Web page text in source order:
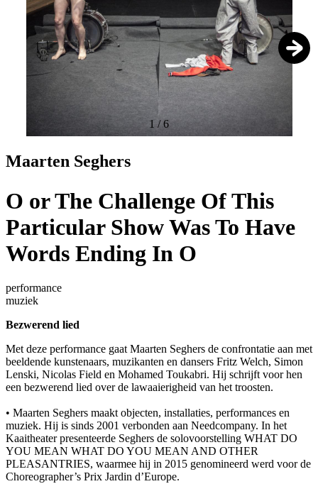
1/6
Maarten Seghers
O or The Challenge Of This
Particular Show Was To Have
Words Ending In O
performance
muziek
Bezwerend lied
Met deze performance gaat Maarten Seghers de confrontatie aan met
beeldende kunstenaars, muzikanten en dansers Fritz Welch, Simon
Lenski, Nicolas Field en Mohamed Toukabri. Hij schrijft voor hen
een bezwerend lied over de lawaaierigheid van het troosten.
• Maarten Seghers maakt objecten, installaties, performances en
muziek. Hij is sinds 2001 verbonden aan Needcompany. In het
Kaaitheater presenteerde Seghers de solovoorstelling WHAT DO
YOU MEAN WHAT DO YOU MEAN AND OTHER
PLEASANTRIES, waarmee hij in 2015 genomineerd werd voor de
Choreographer’s Prix Jardin d’Europe.